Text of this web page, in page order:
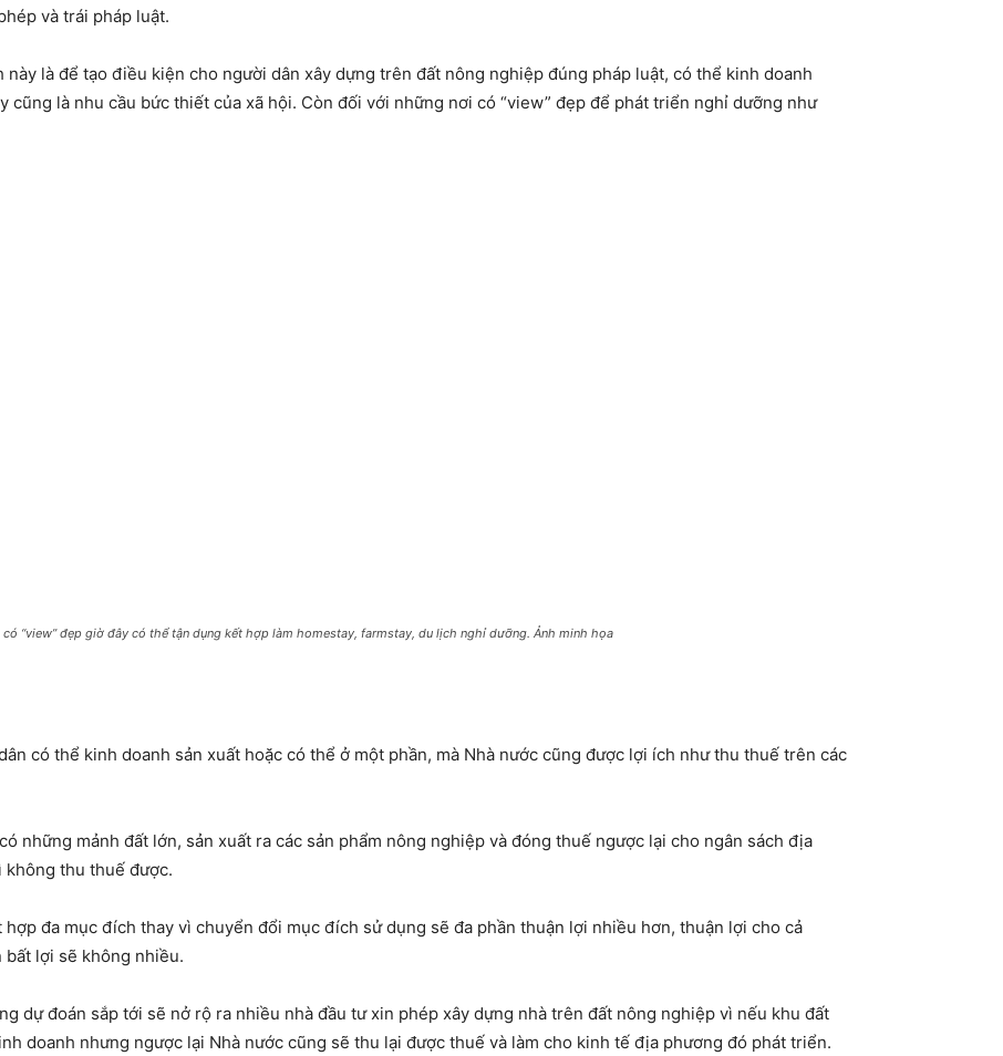
và trái pháp luật.
là để tạo điều kiện cho người dân xây dựng trên đất nông nghiệp đúng pháp luật, có thể kinh doanh
cũng là nhu cầu bức thiết của xã hội. Còn đối với những nơi có “view” đẹp để phát triển nghỉ dưỡng như
“view” đẹp giờ đây có thể tận dụng kết hợp làm homestay, farmstay, du lịch nghỉ dưỡng. Ảnh minh họa
có thể kinh doanh sản xuất hoặc có thể ở một phần, mà Nhà nước cũng được lợi ích như thu thuế trên các
những mảnh đất lớn, sản xuất ra các sản phẩm nông nghiệp và đóng thuế ngược lại cho ngân sách địa
không thu thuế được.
đa mục đích thay vì chuyển đổi mục đích sử dụng sẽ đa phần thuận lợi nhiều hơn, thuận lợi cho cả
bất lợi sẽ không nhiều.
dự đoán sắp tới sẽ nở rộ ra nhiều nhà đầu tư xin phép xây dựng nhà trên đất nông nghiệp vì nếu khu đất
doanh nhưng ngược lại Nhà nước cũng sẽ thu lại được thuế và làm cho kinh tế địa phương đó phát triển.